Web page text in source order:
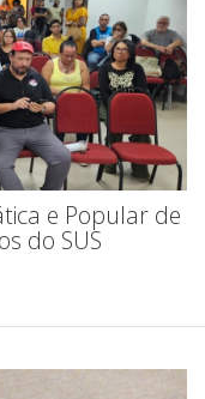
e Popular de
do SUS